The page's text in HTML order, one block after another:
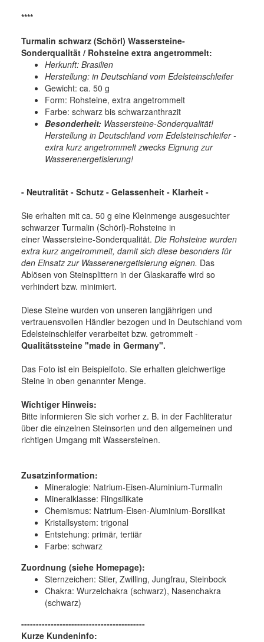
****
Turmalin schwarz (Schörl) Wassersteine-
Sonderqualität / Rohsteine extra angetrommelt:
Herkunft: Brasilien
Herstellung: in Deutschland vom Edelsteinschleifer
Gewicht: ca. 50 g
Form: Rohsteine, extra angetrommelt
Farbe: schwarz bis schwarzanthrazit
Besonderheit: Wassersteine-Sonderqualität!
Herstellung in Deutschland vom Edelsteinschleifer -
extra kurz angetrommelt zwecks Eignung zur
Wasserenergetisierung!
- Neutralität - Schutz - Gelassenheit - Klarheit -
Sie erhalten mit ca. 50 g eine Kleinmenge ausgesuchter
schwarzer Turmalin (Schörl)-Rohsteine in
einer Wassersteine-Sonderqualität. Die Rohsteine wurden
extra kurz angetrommelt, damit sich diese besonders für
den Einsatz zur Wasserenergetisierung eignen. Das
Ablösen von Steinsplittern in der Glaskaraffe wird so
verhindert bzw. minimiert.
Diese Steine wurden von unseren langjährigen und
vertrauensvollen Händler bezogen und in Deutschland vom
Edelsteinschleifer verarbeitet bzw. getrommelt -
Qualitätssteine "made in Germany".
Das Foto ist ein Beispielfoto. Sie erhalten gleichwertige
Steine in oben genannter Menge.
Wichtiger Hinweis:
Bitte informieren Sie sich vorher z. B. in der Fachliteratur
über die einzelnen Steinsorten und den allgemeinen und
richtigen Umgang mit Wassersteinen.
Zusatzinformation:
Mineralogie: Natrium-Eisen-Aluminium-Turmalin
Mineralklasse: Ringsilikate
Chemismus: Natrium-Eisen-Aluminium-Borsilikat
Kristallsystem: trigonal
Entstehung: primär, tertiär
Farbe: schwarz
Zuordnung (siehe Homepage):
Sternzeichen: Stier, Zwilling, Jungfrau, Steinbock
Chakra: Wurzelchakra (schwarz), Nasenchakra
(schwarz)
------------------------------------------
Kurze Kundeninfo: